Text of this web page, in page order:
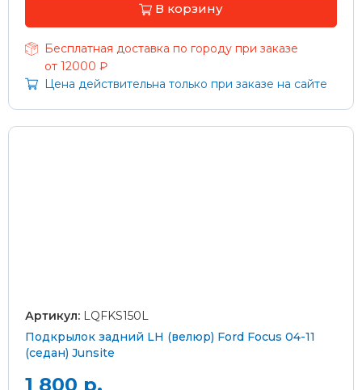
В корзину
Бесплатная доставка по городу при заказе
от 12000 ₽
Цена действительна только при заказе на сайте
Артикул: LQFKS150L
Подкрылок задний LH (велюр) Ford Focus 04-11
(седан) Junsite
1 800 р.